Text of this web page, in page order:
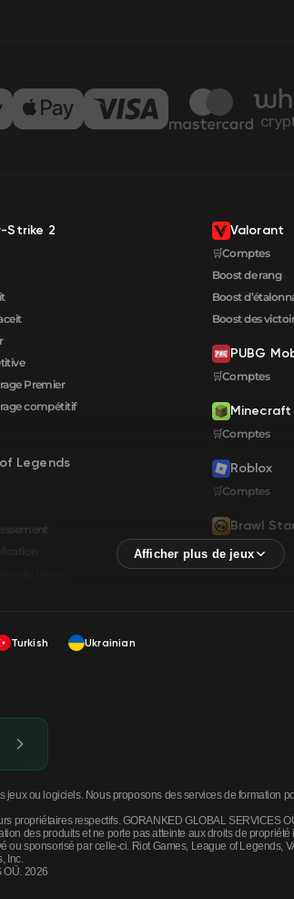
Strike 2
Premier
compétitif
Legends
Valorant
🛒Comptes
Boost de rang
Boost
Boost des
PUBG
🛒Comptes
Minecraft
🛒Comptes
Roblox
🛒Comptes
Brawl
🛒Comptes
Turkish Ukrainian
ou logiciels. Nous proposons des services de formation
propriétaires respectifs. GORANKED GLOBAL SERVICES
des produits et ne porte pas atteinte aux droits de propriété
ou sponsorisé par celle-ci. Riot Games, League of Legends,
Inc.
OÜ. 2026